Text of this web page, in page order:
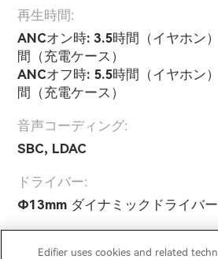
再生時間:
ANCオン時: 3.5時間（イヤホン
間（充電ケース）
ANCオフ時: 5.5時間（イヤホン
間（充電ケース）
音声コーディング:
SBC, LDAC
ドライバー:
Φ13mm ダイナミックドライバー
Edifier uses cookies and related